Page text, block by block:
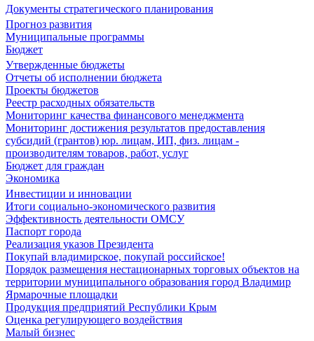
Документы стратегического планирования
Прогноз развития
Муниципальные программы
Бюджет
Утвержденные бюджеты
Отчеты об исполнении бюджета
Проекты бюджетов
Реестр расходных обязательств
Мониторинг качества финансового менеджмента
Мониторинг достижения результатов предоставления
субсидий (грантов) юр. лицам, ИП, физ. лицам -
производителям товаров, работ, услуг
Бюджет для граждан
Экономика
Инвестиции и инновации
Итоги социально-экономического развития
Эффективность деятельности ОМСУ
Паспорт города
Реализация указов Президента
Покупай владимирское, покупай российское!
Порядок размещения нестационарных торговых объектов на
территории муниципального образования город Владимир
Ярмарочные площадки
Продукция предприятий Республики Крым
Оценка регулирующего воздействия
Малый бизнес